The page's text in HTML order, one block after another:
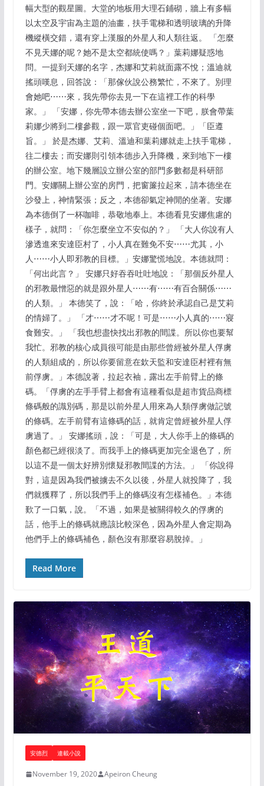
幅大型的觀星圖。大堂的地板用大理石鋪砌，牆上有多幅
以太空及宇宙為主題的油畫，扶手電梯和透明玻璃的升降
機縱橫交錯，還有穿上漢服的外星人和人類往返。 「怎麼
不見天娜的呢？她不是太空都統使嗎？」葉莉娜疑惑地
問。一提到天娜的名字，杰娜和艾莉就面露不悅；溫迪就
搖頭嘆息，回答說：「那傢伙說公務繁忙，不來了。別理
會她吧⋯⋯來，我先帶你去見一下在這裡工作的科學
家。」 「安娜，你先帶本德去辦公室坐一下吧，朕會帶葉
莉娜少將到二樓參觀，跟一眾官吏碰個面吧。」「臣遵
旨。」 於是杰娜、艾莉、溫迪和葉莉娜就走上扶手電梯，
往二樓去；而安娜則引領本德步入升降機，來到地下一樓
的辦公室。地下幾層設立辦公室的部門多數都是科研部
門。安娜關上辦公室的房門，把窗簾拉起來，請本德坐在
沙發上，神情緊張；反之，本德卻氣定神閒的坐著。安娜
為本德倒了一杯咖啡，恭敬地奉上。本德看見安娜焦慮的
樣子，就問：「你怎麼坐立不安似的？」 「大人你說有人
滲透進來安達臣村了，小人真在難免不安⋯⋯尤其，小
人⋯⋯小人即邪教的目標。」安娜驚慌地說。本德就問：
「何出此言？」 安娜只好吞吞吐吐地說：「那個反外星人
的邪教最憎惡的就是跟外星人⋯⋯有⋯⋯有百合關係⋯⋯
的人類。」 本德笑了，說：「哈，你終於承認自己是艾莉
的情婦了。」 「才⋯⋯才不呢！可是⋯⋯小人真的⋯⋯寢
食難安。」 「我也想盡快找出邪教的間諜。所以你也要幫
我忙。邪教的核心成員很可能是由那些曾經被外星人俘虜
的人類組成的，所以你要留意在欽天監和安達臣村裡有無
前俘虜。」本德說著，拉起衣袖，露出左手前臂上的條
碼。「俘虜的左手手臂上都會有這種看似是超市貨品商標
條碼般的識別碼，那是以前外星人用來為人類俘虜做記號
的條碼。左手前臂有這條碼的話，就肯定曾經被外星人俘
虜過了。」 安娜搖頭，說：「可是，大人你手上的條碼的
顏色都已經很淡了。而我手上的條碼更加完全退色了，所
以這不是一個太好辨別懷疑邪教間諜的方法。」 「你說得
對，這是因為我們被擄去不久以後，外星人就投降了，我
們就獲釋了，所以我們手上的條碼沒有怎樣補色。」本德
歎了一口氣，說。「不過，如果是被關得較久的俘虜的
話，他手上的條碼就應該比較深色，因為外星人會定期為
他們手上的條碼補色，顏色沒有那麼容易脫掉。」
Read More
安德烈 連載小說
November 19, 2020 Apeiron Cheung